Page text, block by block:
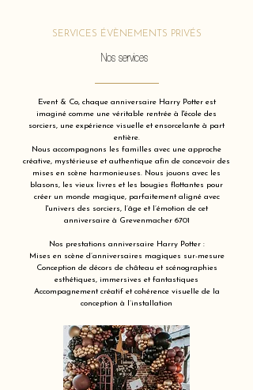
SERVICES ÉVÈNEMENTS PRIVÉS
Nos services
Event & Co, chaque anniversaire Harry Potter est
imaginé comme une véritable rentrée à l'école des
sorciers, une expérience visuelle et ensorcelante à part
entière.
Nous accompagnons les familles avec une approche
créative, mystérieuse et authentique afin de concevoir des
mises en scène harmonieuses. Nous jouons avec les
blasons, les vieux livres et les bougies flottantes pour
créer un monde magique, parfaitement aligné avec
l'univers des sorciers, l’âge et l’émotion de cet
anniversaire à Grevenmacher 6701
Nos prestations anniversaire Harry Potter :
Mises en scène d’anniversaires magiques sur-mesure
Conception de décors de château et scénographies
esthétiques, immersives et fantastiques
Accompagnement créatif et cohérence visuelle de la
conception à l’installation